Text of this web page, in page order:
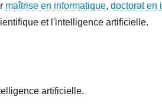
maîtrise en informatique, doctorat en
et l'intelligence artificielle.
artificielle.